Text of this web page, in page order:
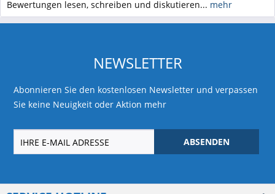
Bewertungen lesen, schreiben und diskutieren... mehr
NEWSLETTER
Abonnieren Sie den kostenlosen Newsletter und verpassen
Sie keine Neuigkeit oder Aktion mehr
ABSENDEN